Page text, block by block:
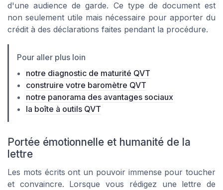
d'une audience de garde. Ce type de document est
non seulement utile mais nécessaire pour apporter du
crédit à des déclarations faites pendant la procédure.
Pour aller plus loin
notre diagnostic de maturité QVT
construire votre baromètre QVT
notre panorama des avantages sociaux
la boîte à outils QVT
Portée émotionnelle et humanité de la
lettre
Les mots écrits ont un pouvoir immense pour toucher
et convaincre. Lorsque vous rédigez une lettre de